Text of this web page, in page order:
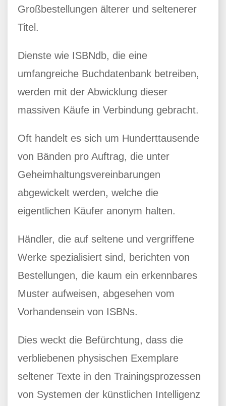
Großbestellungen älterer und seltenerer
Titel.
Dienste wie ISBNdb, die eine
umfangreiche Buchdatenbank betreiben,
werden mit der Abwicklung dieser
massiven Käufe in Verbindung gebracht.
Oft handelt es sich um Hunderttausende
von Bänden pro Auftrag, die unter
Geheimhaltungsvereinbarungen
abgewickelt werden, welche die
eigentlichen Käufer anonym halten.
Händler, die auf seltene und vergriffene
Werke spezialisiert sind, berichten von
Bestellungen, die kaum ein erkennbares
Muster aufweisen, abgesehen vom
Vorhandensein von ISBNs.
Dies weckt die Befürchtung, dass die
verbliebenen physischen Exemplare
seltener Texte in den Trainingsprozessen
von Systemen der künstlichen Intelligenz